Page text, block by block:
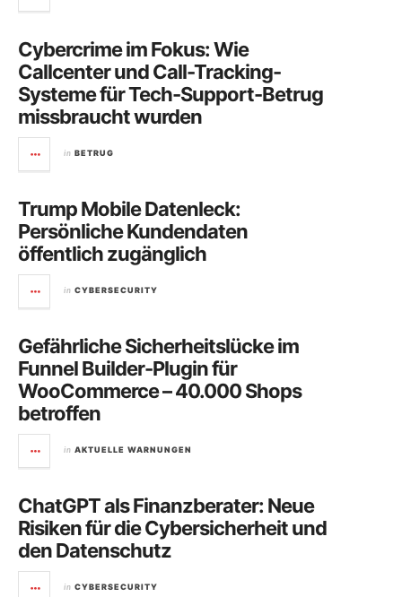
Cybercrime im Fokus: Wie
Callcenter und Call-Tracking-
Systeme für Tech-Support-Betrug
missbraucht wurden
in BETRUG
Trump Mobile Datenleck:
Persönliche Kundendaten
öffentlich zugänglich
in CYBERSECURITY
Gefährliche Sicherheitslücke im
Funnel Builder-Plugin für
WooCommerce – 40.000 Shops
betroffen
in AKTUELLE WARNUNGEN
ChatGPT als Finanzberater: Neue
Risiken für die Cybersicherheit und
den Datenschutz
in CYBERSECURITY